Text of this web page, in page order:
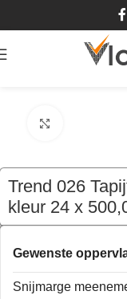
/
Trend 026
kleur 24 x
Gewenste
Snijmarge